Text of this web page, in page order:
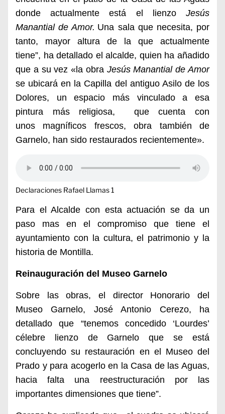
donde actualmente está el lienzo Jesús
Manantial de Amor. Una sala que necesita, por
tanto, mayor altura de la que actualmente
tiene”, ha detallado el alcalde, quien ha añadido
que a su vez «la obra Jesús Manantial de Amor
se ubicará en la Capilla del antiguo Asilo de los
Dolores, un espacio más vinculado a esa
pintura más religiosa, que cuenta con
unos magníficos frescos, obra también de
Garnelo, han sido restaurados recientemente».
Declaraciones Rafael Llamas 1
Para el Alcalde con esta actuación se da un
paso mas en el compromiso que tiene el
ayuntamiento con la cultura, el patrimonio y la
historia de Montilla.
Reinauguración del Museo Garnelo
Sobre las obras, el director Honorario del
Museo Garnelo, José Antonio Cerezo, ha
detallado que “tenemos concedido ‘Lourdes’
célebre lienzo de Garnelo que se está
concluyendo su restauración en el Museo del
Prado y para acogerlo en la Casa de las Aguas,
hacia falta una reestructuración por las
importantes dimensiones que tiene”.